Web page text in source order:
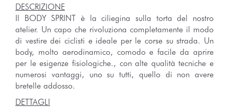
DESCRIZIONE
Il BODY SPRINT è la ciliegina sulla torta del nostro
atelier. Un capo che rivoluziona completamente il modo
di vestire dei ciclisti e ideale per le corse su strada. Un
body, molto aerodinamico, comodo e facile da aprire
per le esigenze fisiologiche., con alte qualità tecniche e
numerosi vantaggi, uno su tutti, quello di non avere
bretelle addosso.
DETTAGLI